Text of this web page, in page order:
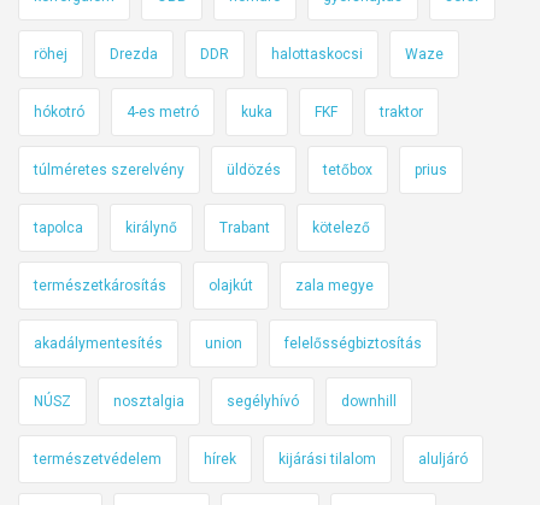
s
a
m
i
n
e
k
h
a
s
z
t
v
s
é
s
a
s
z
n
o
s
m
e
röhej Drezda DDR halottaskocsi Waze
hókotró 4-es metró kuka FKF traktor
túlméretes szerelvény üldözés tetőbox prius
tapolca királynő Trabant kötelező
természetkárosítás olajkút zala megye
akadálymentesítés union felelősségbiztosítás
NÚSZ nosztalgia segélyhívó downhill
természetvédelem hírek kijárási tilalom aluljáró